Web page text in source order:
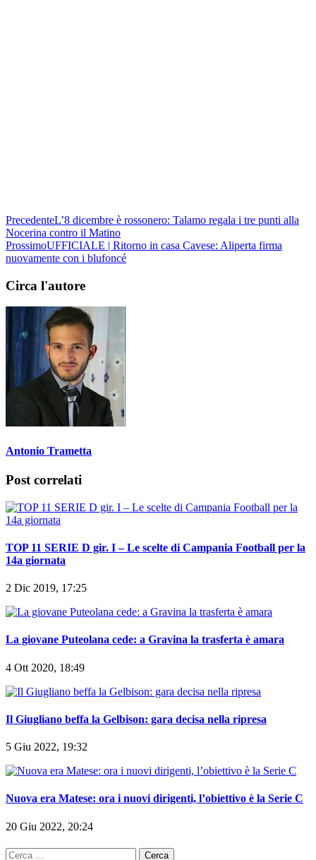
Precedente L’8 dicembre è rossonero: Talamo regala i tre punti alla
Nocerina contro il Matino
ProssimoUFFICIALE | Ritorno in casa Cavese: Aliperta firma
nuovamente con i blufoncé
Circa l'autore
Antonio Trametta
Post correlati
TOP 11 SERIE D gir. I – Le scelte di Campania Football per la
14a giornata
2 Dic 2019, 17:25
La giovane Puteolana cede: a Gravina la trasferta è amara
4 Ott 2020, 18:49
Il Giugliano beffa la Gelbison: gara decisa nella ripresa
5 Giu 2022, 19:32
Nuova era Matese: ora i nuovi dirigenti, l’obiettivo è la Serie C
20 Giu 2022, 20:24
Ricerca